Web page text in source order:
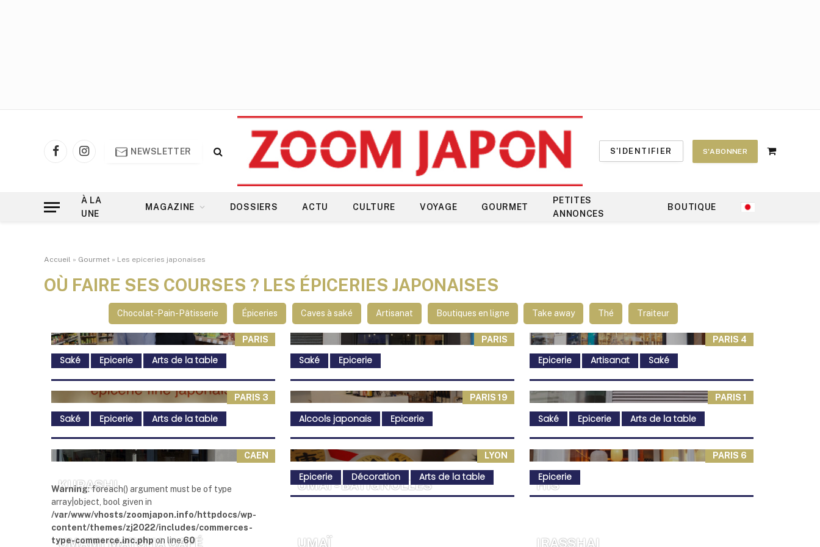
FacebookInstagram
NEWSLETTER S'IDENTIFIER S'ABONNER
Shopping
À LA
UNE
MAGAZINE DOSSIERS ACTU CULTURE VOYAGE GOURMET
PETITES
ANNONCES
BOUTIQUE
Accueil » Gourmet » Les epiceries japonaises
OÙ FAIRE SES COURSES ? LES ÉPICERIES JAPONAISES
Chocolat-Pain-Pâtisserie Épiceries Caves à saké Artisanat Boutiques en ligne Take away Thé Traiteur
PARIS
KURASHI
Saké Epicerie Arts de la table
PARIS
UMAI - BATIGNOLLES
Saké Epicerie
PARIS 4
HIS
Epicerie Artisanat Saké
PARIS 3
UMAMI MATCHA CAFÉ
Saké Epicerie Arts de la table
PARIS 19
UMAÏ
Alcools japonais Epicerie
PARIS 1
IRASSHAI
Saké Epicerie Arts de la table
CAEN
Warning: foreach() argument must be of type
array|object, bool given in
/var/www/vhosts/zoomjapon.info/httpdocs/wp-
content/themes/zj2022/includes/commerces-
type-commerce.inc.phpon line60
LYON
Epicerie Décoration Arts de la table
PARIS 6
Epicerie